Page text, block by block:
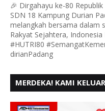
🎉 Dirgahayu ke-80
SDN 18 Kampung Durian
melangkah bersama dalam
Rakyat Sejahtera,
#HUTRI80
dirianPadang
MERDEKA! KAMI